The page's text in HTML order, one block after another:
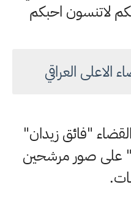
لاتنسون احبكم
العراقي
"فائق زيدان"
على صور مرشحين